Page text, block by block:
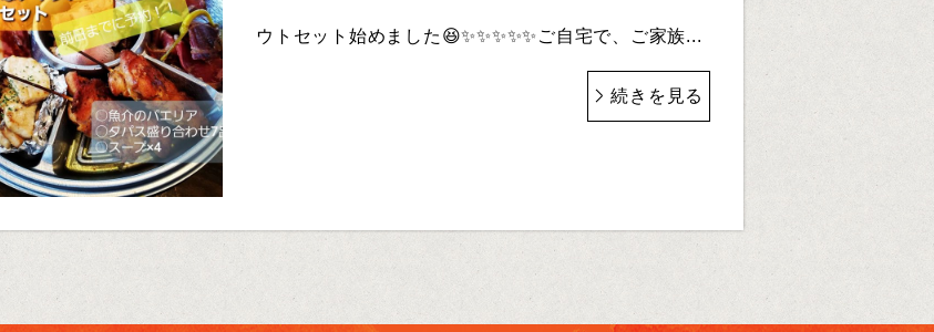
ウトセット始めました😆✨✨✨✨✨ご自宅で、ご家族...
続きを見る